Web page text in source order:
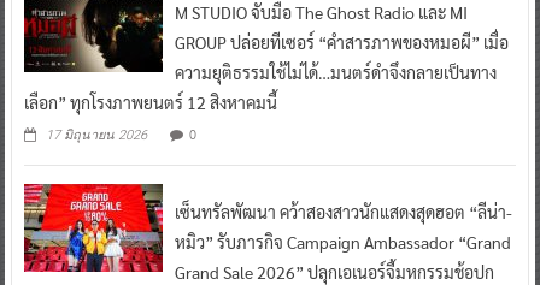
M STUDIO จับมือ The Ghost Radio และ MI
GROUP ปล่อยทีเซอร์ “คำสารภาพของหมอผี” เมื่อ
ความยุติธรรมใช้ไม่ได้…มนตร์ดำจึงกลายเป็นทาง
เลือก” ทุกโรงภาพยนตร์ 12 สิงหาคมนี้
17 มิถุนายน 2026 0
เซ็นทรัลพัฒนา คว้าสองสาวนักแสดงสุดฮอต “ลีน่า-
หมิว” รับภารกิจ Campaign Ambassador “Grand
Grand Sale 2026” ปลุกเอเนอร์จี้มหกรรมช้อปก